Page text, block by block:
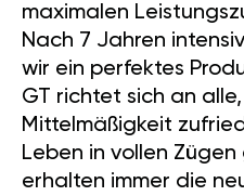
maximalen
Nach 7 Jahren
wir ein perfektes
GT richtet sich an
Mittelmäßigkeit
Leben in vollen
erhalten immer die